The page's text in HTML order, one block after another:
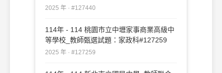
2025 年 · #127440
114年 - 114 桃園市立中壢家事商業高級中
等學校_教師甄選試題：家政科#127259
2025 年 · #127259